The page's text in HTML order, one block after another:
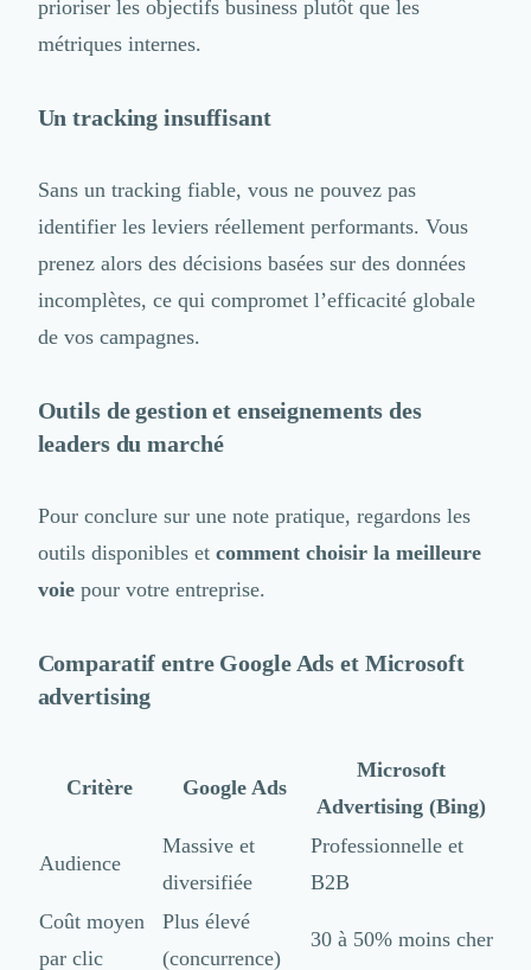
prioriser les objectifs business plutôt que les
métriques internes.
Un tracking insuffisant
Sans un tracking fiable, vous ne pouvez pas
identifier les leviers réellement performants. Vous
prenez alors des décisions basées sur des données
incomplètes, ce qui compromet l’efficacité globale
de vos campagnes.
Outils de gestion et enseignements des
leaders du marché
Pour conclure sur une note pratique, regardons les
outils disponibles et comment choisir la meilleure
voiepour votre entreprise.
Comparatif entre Google Ads et Microsoft
advertising
Critère Google Ads
Microsoft
Advertising (Bing)
Audience
Massive et
diversifiée
Professionnelle et
B2B
Coût moyen
par clic
Plus élevé
(concurrence)
30 à 50% moins cher